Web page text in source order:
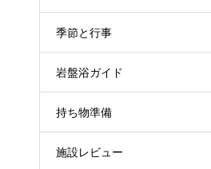
季節と行事
岩盤浴ガイド
持ち物準備
施設レビュー